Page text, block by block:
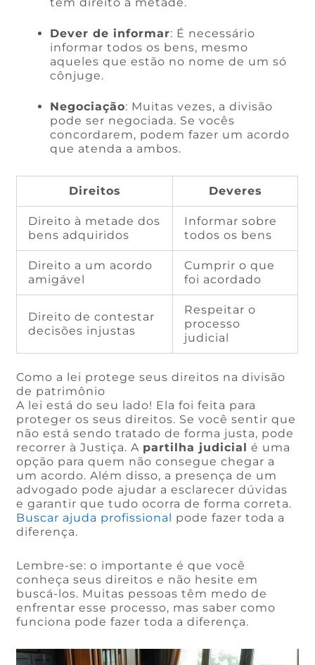
Dever de informar: É necessário
informar todos os bens, mesmo
aqueles que estão no nome de um só
cônjuge.
Negociação: Muitas vezes, a divisão
pode ser negociada. Se vocês
concordarem, podem fazer um acordo
que atenda a ambos.
Direitos Deveres
Direito à metade dos
bens adquiridos
Informar sobre
todos os bens
Direito a um acordo
amigável
Cumprir o que
foi acordado
Direito de contestar
decisões injustas
Respeitar o
processo
judicial
Como a lei protege seus direitos na divisão
de patrimônio
A lei está do seu lado! Ela foi feita para
proteger os seus direitos. Se você sentir que
não está sendo tratado de forma justa, pode
recorrer à Justiça. A partilha judicial
é uma
opção para quem não consegue chegar a
um acordo. Além disso, a presença de um
advogado pode ajudar a esclarecer dúvidas
e garantir que tudo ocorra de forma correta.
Buscar ajuda profissional
pode fazer toda a
diferença.
Lembre-se: o importante é que você
conheça seus direitos e não hesite em
buscá-los. Muitas pessoas têm medo de
enfrentar esse processo, mas saber como
funciona pode fazer toda a diferença.